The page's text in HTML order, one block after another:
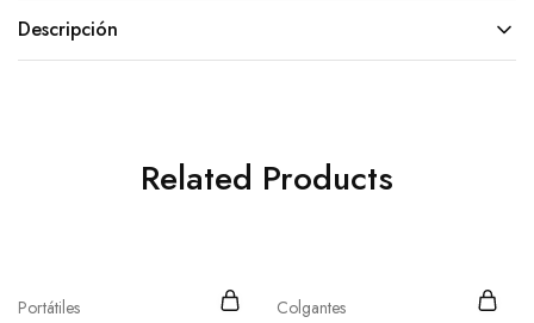
Descripción
Related Products
Portátiles Colgantes